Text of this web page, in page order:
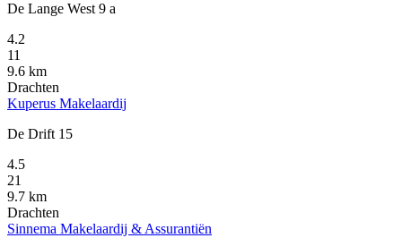
De Lange West 9 a
4.2
11
9.6 km
Drachten
Kuperus Makelaardij
De Drift 15
4.5
21
9.7 km
Drachten
Sinnema Makelaardij & Assurantiën